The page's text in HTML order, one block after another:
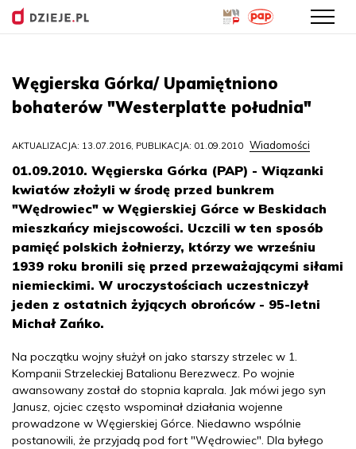
do
treści
Węgierska Górka/ Upamiętniono
bohaterów "Westerplatte południa"
AKTUALIZACJA: 13.07.2016, PUBLIKACJA: 01.09.2010 Wiadomości
01.09.2010. Węgierska Górka (PAP) - Wiązanki
kwiatów złożyli w środę przed bunkrem
"Wędrowiec" w Węgierskiej Górce w Beskidach
mieszkańcy miejscowości. Uczcili w ten sposób
pamięć polskich żołnierzy, którzy we wrześniu
1939 roku bronili się przed przeważającymi siłami
niemieckimi. W uroczystościach uczestniczył
jeden z ostatnich żyjących obrońców - 95-letni
Michał Zańko.
Na początku wojny służył on jako starszy strzelec w 1.
Kompanii Strzeleckiej Batalionu Berezwecz. Po wojnie
awansowany został do stopnia kaprala. Jak mówi jego syn
Janusz, ojciec często wspominał działania wojenne
prowadzone w Węgierskiej Górce. Niedawno wspólnie
postanowili, że przyjadą pod fort "Wędrowiec". Dla byłego